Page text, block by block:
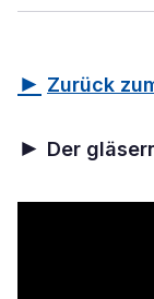
► Zurück
► Der